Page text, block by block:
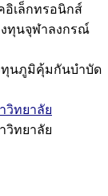
อิเล็กทรอนิกส์
ทุนจุฬาลงกรณ์
ทุนภูมิคุ้มกันบำบัด
วิทยาลัย
วิทยาลัย